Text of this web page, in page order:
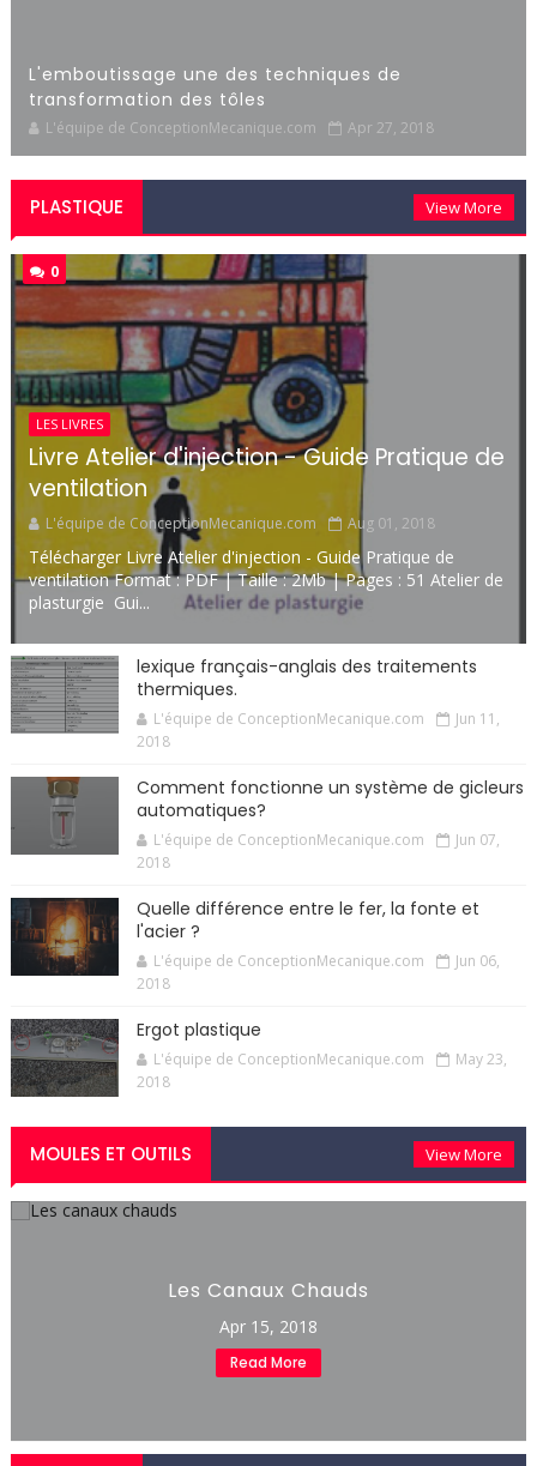
L'emboutissage une des techniques de
transformation des tôles
L'équipe de ConceptionMecanique.com Apr 27, 2018
PLASTIQUE View More
0
LES LIVRES
Livre Atelier d'injection - Guide Pratique de
ventilation
L'équipe de ConceptionMecanique.com Aug 01, 2018
Télécharger Livre Atelier d'injection - Guide Pratique de
ventilation Format : PDF | Taille : 2Mb | Pages : 51 Atelier de
plasturgie Gui...
lexique français-anglais des traitements
thermiques.
L'équipe de ConceptionMecanique.com
Jun 11,
2018
Comment fonctionne un système de gicleurs
automatiques?
L'équipe de ConceptionMecanique.com
Jun 07,
2018
Quelle différence entre le fer, la fonte et
l'acier ?
L'équipe de ConceptionMecanique.com
Jun 06,
2018
Ergot plastique
L'équipe de ConceptionMecanique.com
May 23,
2018
MOULES ET OUTILS View More
Les Canaux Chauds
Apr 15, 2018
Read More